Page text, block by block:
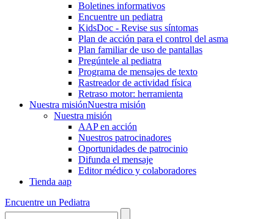
Boletines informativos
Encuentre un pediatra
KidsDoc - Revise sus síntomas
Plan de acción para el control del asma
Plan familiar de uso de pantallas
Pregúntele al pediatra
Programa de mensajes de texto
Rastre​​ador de activida​d física
Retraso motor: herramienta
Nuestra misiónNuestra misión
Nuestra misión
AAP en acción
Nuestros patrocinadores
Oportunidades de patrocinio
Difunda el mensaje
Editor médico y colaboradores
Tienda aap
Encuentre un Pediatra